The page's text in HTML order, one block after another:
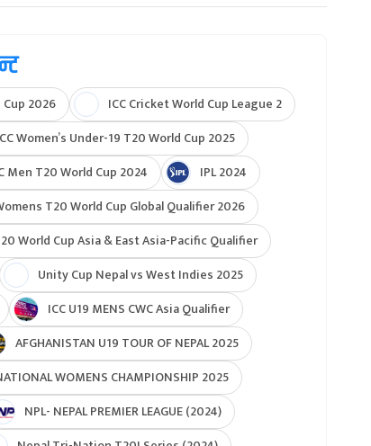
2026
ICC Cricket World Cup League 2
Women’s Under-19 T20 World Cup 2025
Men T20 World Cup 2024
IPL 2024
T20 World Cup Global Qualifier 2026
World Cup Asia & East Asia-Pacific Qualifier
Unity Cup Nepal vs West Indies 2025
ICC U19 MENS CWC Asia Qualifier
AFGHANISTAN U19 TOUR OF NEPAL 2025
WOMENS CHAMPIONSHIP 2025
NPL- NEPAL PREMIER LEAGUE (2024)